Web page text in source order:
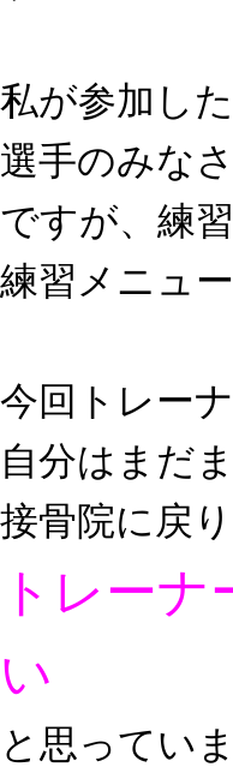
私が参加し
選手のみな
ですが、練
練習メニュ
今回トレー
自分はまだ
接骨院に戻
トレー
い
と思ってい